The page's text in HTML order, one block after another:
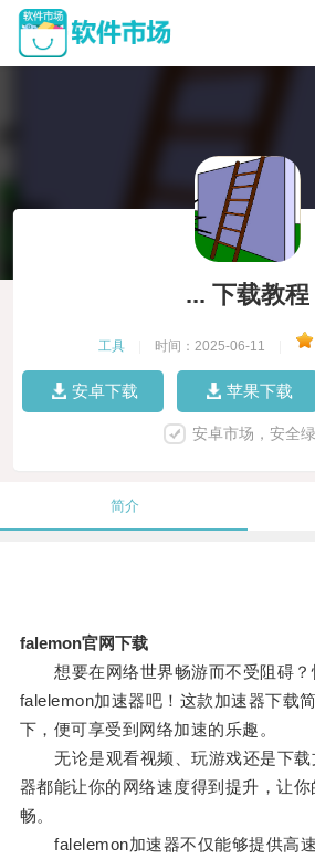
... 下载教程
工具 时间：2025-06-11
安卓下载 苹果下载
安卓市场，安全
简介
falemon官网下载
想要在网络世界畅游而不受阻碍？
falelemon加速器吧！这款加速器下载
下，便可享受到网络加速的乐趣。
无论是观看视频、玩游戏还是下载
器都能让你的网络速度得到提升，让
畅。
falelemon加速器不仅能够提供高速